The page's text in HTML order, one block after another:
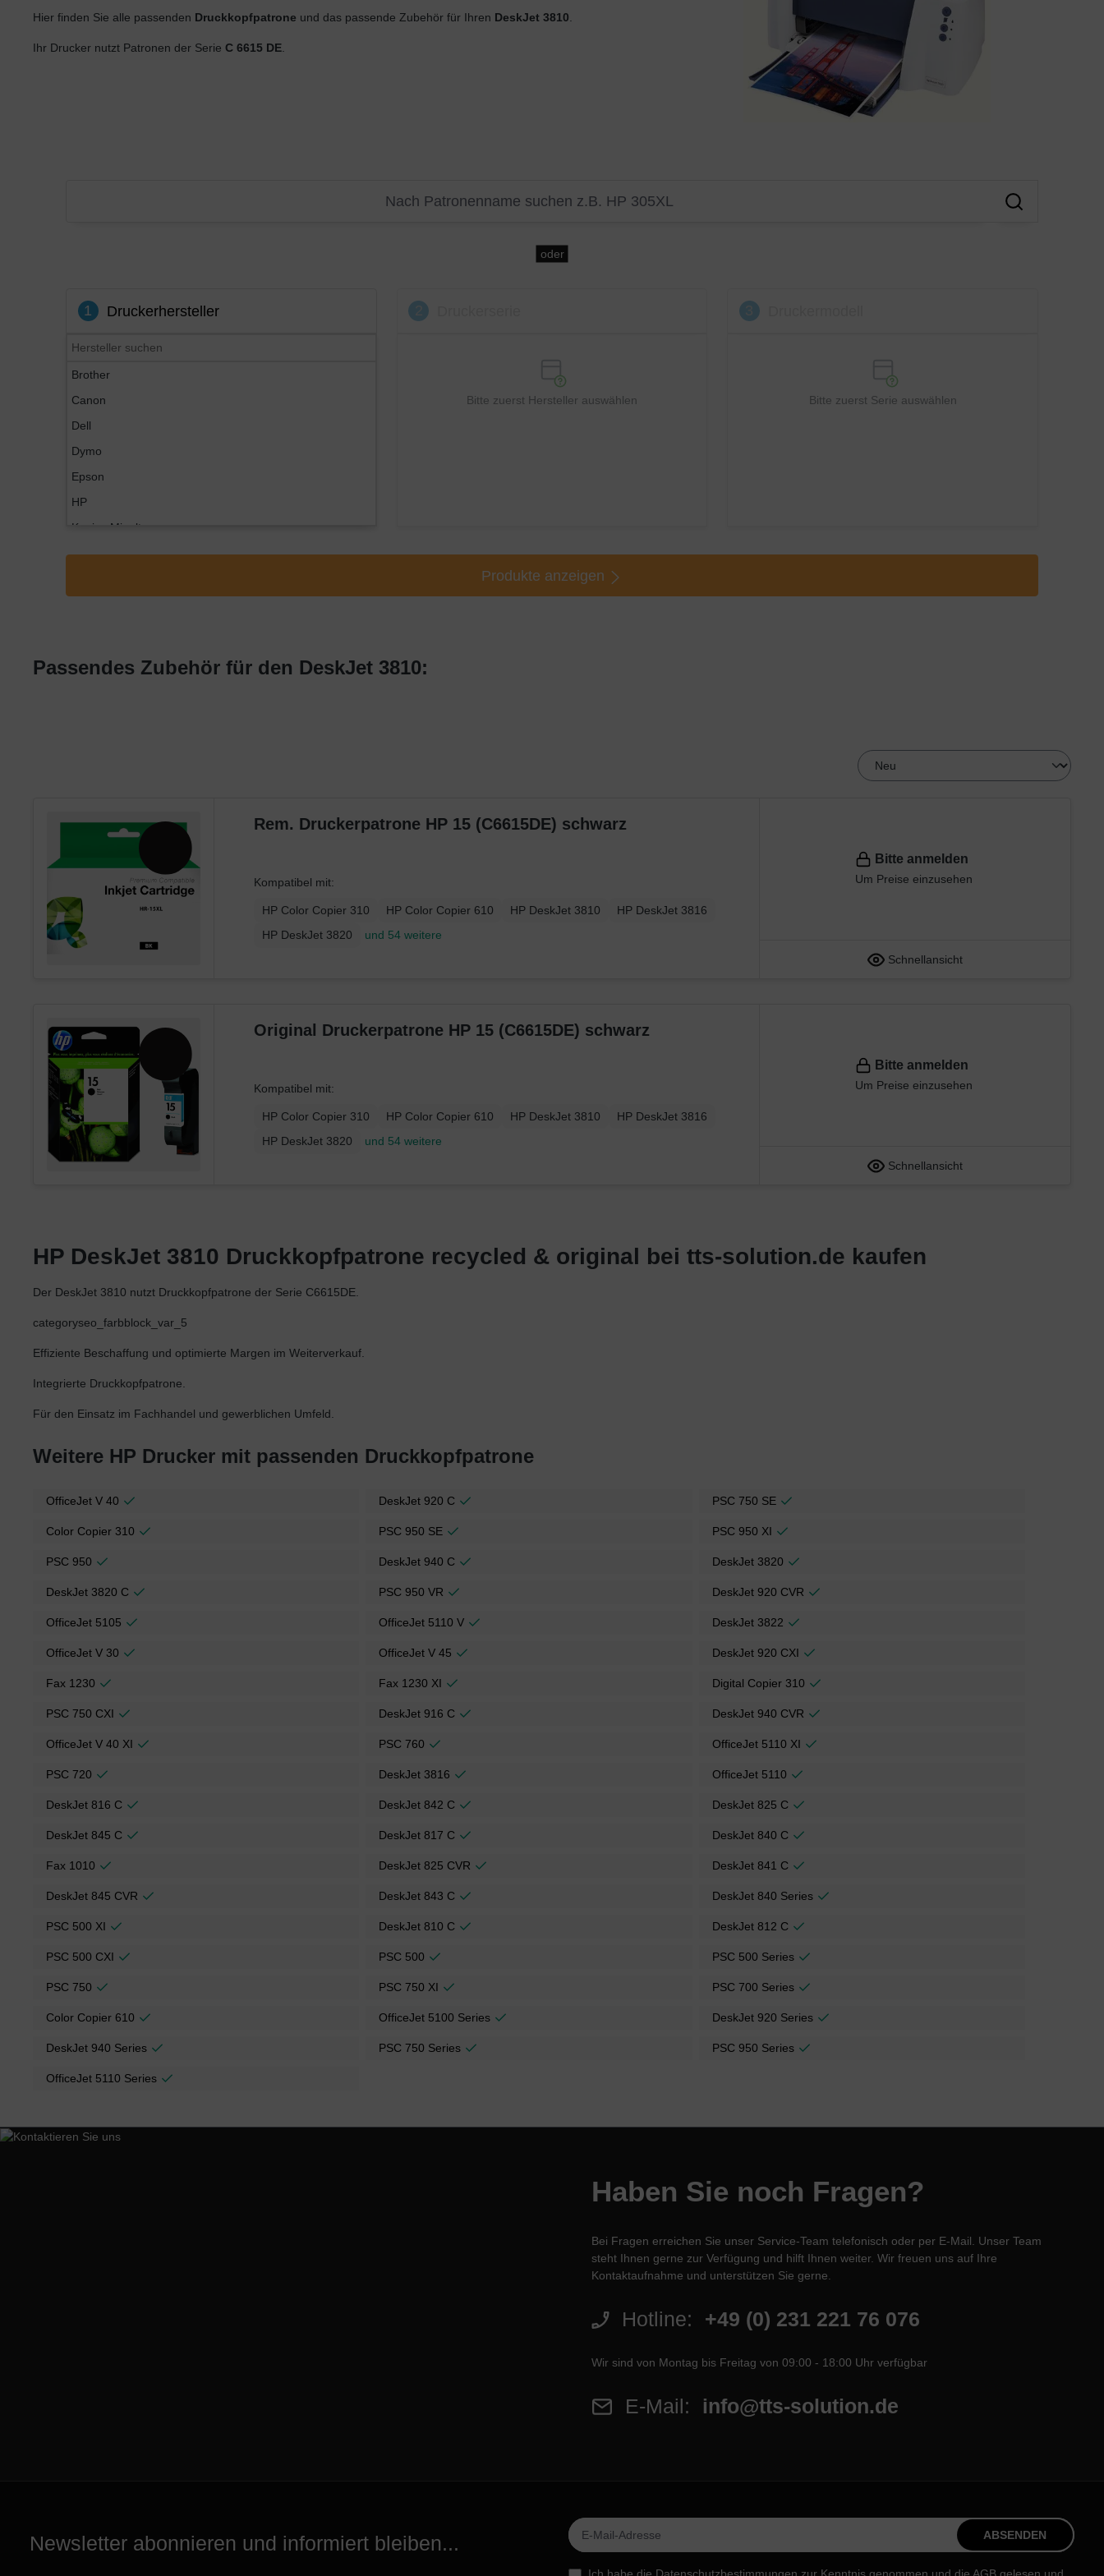
Hier finden Sie alle passenden Druckkopfpatrone und das passende Zubehör für Ihren DeskJet 3810
Ihr Drucker nutzt Patronen der Serie C 6615 DE
oder
1 Druckerhersteller
Brother
Canon
Dell
Dymo
Epson
HP
Konica Minolta
Kyocera
Bitte zuerst Hersteller auswählen Bitte zuerst Serie auswählen
Produkte anzeigen
Passendes Zubehör für den DeskJet 3810:
Rem. Druckerpatrone HP 15 (C6615DE) schwarz
Kompatibel mit:
HP Color Copier 310 HP Color Copier 610 HP DeskJet 3810
HP DeskJet 3816
HP DeskJet 3820
und 54 weitere
Bitte anmelden
Um Preise einzusehen
Schnellansicht
Original Druckerpatrone HP 15 (C6615DE) schwarz
Kompatibel mit:
HP Color Copier 310 HP Color Copier 610 HP DeskJet 3810
HP DeskJet 3816
HP DeskJet 3820
und 54 weitere
Bitte anmelden
Um Preise einzusehen
Schnellansicht
HP DeskJet 3810 Druckkopfpatrone recycled & original bei tts-solution.de kaufen
Der DeskJet 3810 nutzt Druckkopfpatrone der Serie C6615DE.
categoryseo_farbblock_var_5
Effiziente Beschaffung und optimierte Margen im Weiterverkauf.
Integrierte Druckkopfpatrone.
Für den Einsatz im Fachhandel und gewerblichen Umfeld.
Weitere HP Drucker mit passenden Druckkopfpatrone
OfficeJet V 40 DeskJet 920 C PSC 750 SE
Color Copier 310 PSC 950 SE PSC 950 XI
PSC 950 DeskJet 940 C DeskJet 3820
DeskJet 3820 C PSC 950 VR DeskJet 920 CVR
OfficeJet 5105 OfficeJet 5110 V DeskJet 3822
OfficeJet V 30 OfficeJet V 45 DeskJet 920 CXI
Fax 1230 Fax 1230 XI Digital Copier 310
PSC 750 CXI DeskJet 916 C DeskJet 940 CVR
OfficeJet V 40 XI PSC 760 OfficeJet 5110 XI
PSC 720 DeskJet 3816 OfficeJet 5110
DeskJet 816 C DeskJet 842 C DeskJet 825 C
DeskJet 845 C DeskJet 817 C DeskJet 840 C
Fax 1010 DeskJet 825 CVR DeskJet 841 C
DeskJet 845 CVR DeskJet 843 C DeskJet 840 Series
PSC 500 XI DeskJet 810 C DeskJet 812 C
PSC 500 CXI PSC 500 PSC 500 Series
PSC 750 PSC 750 XI PSC 700 Series
Color Copier 610 OfficeJet 5100 Series DeskJet 920 Series
DeskJet 940 Series PSC 750 Series PSC 950 Series
OfficeJet 5110 Series
Haben Sie noch Fragen?
Bei Fragen erreichen Sie unser Service-Team telefonisch oder per E-Mail. Unser Team
steht Ihnen gerne zur Verfügung und hilft Ihnen weiter. Wir freuen uns auf Ihre
Kontaktaufnahme und unterstützen Sie gerne.
Hotline: +49 (0) 231 221 76 076
Wir sind von Montag bis Freitag von 09:00 - 18:00 Uhr verfügbar
E-Mail: info@tts-solution.de
Newsletter abonnieren und informiert bleiben... ABSENDEN